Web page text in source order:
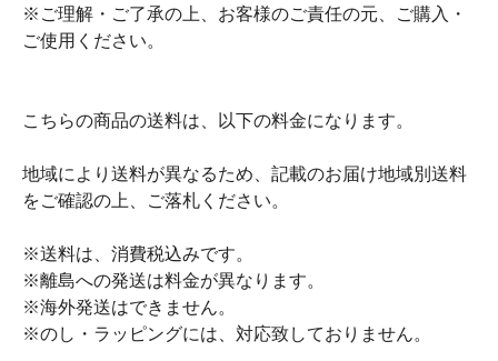
※ご理解・ご了承の上、お客様のご責任の元、ご購入・
ご使用ください。
こちらの商品の送料は、以下の料金になります。
地域により送料が異なるため、記載のお届け地域別送料
をご確認の上、ご落札ください。
※送料は、消費税込みです。
※離島への発送は料金が異なります。
※海外発送はできません。
※のし・ラッピングには、対応致しておりません。